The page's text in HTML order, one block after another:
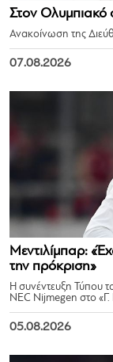
Στον Ολυμπιακό
Ανακοίνωση της
07.08.2026
Μεντιλίμπαρ:
την πρόκριση»
Η συνέντευξη Τύπου
NEC Nijmegen στο
05.08.2026